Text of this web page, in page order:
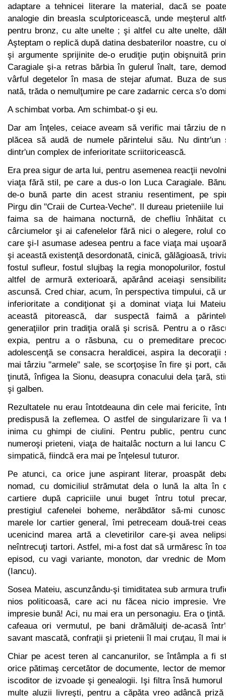
adaptare a tehnicei literare la material, dacă se
analogie din breasla sculptoricească, unde meşterul
pentru bronz, cu alte unelte ; şi altfel cu alte unelte,
Aşteptam o replică după datina desbaterilor noastre, cu
şi argumente sprijinite de-o erudiţie puţin obişnuită
Caragiale şi-a retras bărbia în gulerul înalt, tare,
vârful degetelor în masa de stejar afumat. Buza de
nată, trăda o nemulţumire pe care zadarnic cerca s'o
A schimbat vorba. Am schimbat-o şi eu.
Dar am înţeles, ceiace aveam să verific mai târziu de
plăcea să audă de numele părintelui său. Nu dintr'un
dintr'un complex de inferioritate scriitoricească.
Era prea sigur de arta lui, pentru asemenea reacţii
viaţa fără stil, pe care a dus-o Ion Luca Caragiale.
de-o bună parte din acest straniu resentiment, pe
Pirgu din "Craii de Curtea-Veche". Il dureau prieteniile
faima sa de haimana nocturnă, de chefliu înhăitat
cârciumelor şi ai cafenelelor fără nici o alegere, rolul
care şi-l asumase adesea pentru a face viaţa mai
şi această existenţă desordonată, cinică, gălăgioasă,
fostul sufleur, fostul slujbaş la regia monopolurilor,
altfel de armură exterioară, apărând aceiaşi
ascunsă. Cred chiar, acum, în perspectiva timpului, că
inferioritate a condiţionat şi a dominat viaţa lui
această pitorească, dar suspectă faimă a
generaţiilor prin tradiţia orală şi scrisă. Pentru a o
expia, pentru a o răsbuna, cu o premeditare
adolescenţă se consacra heraldicei, aspira la
mai târziu "armele" sale, se scorţoşise în fire şi port,
ţinută, înfigea la Sionu, deasupra conacului dela ţară,
şi galben.
Rezultatele nu erau întotdeauna din cele mai fericite,
predispusă la zeflemea. O astfel de singularizare îi
inima cu ghimpi de ciulini. Pentru public, pentru
numeroşi prieteni, viaţa de haitalâc nocturn a lui Iancu
simpatică, fiindcă era mai pe înţelesul tuturor.
Pe atunci, ca orice june aspirant literar, proaspăt
nomad, cu domiciliul strămutat dela o lună la alta în
cartiere după capriciile unui buget întru totul
prestigiul cafenelei boheme, nerăbdător să-mi
marele lor cartier general, îmi petreceam două-trei
ucenicind marea artă a clevetirilor care-şi avea
neîntrecuţi tartori. Astfel, mi-a fost dat să urmăresc în
episod, cu vagi variante, monoton, dar vrednic de
(Iancu).
Sosea Mateiu, ascunzându-şi timiditatea sub armura
nios politicoasă, care aci nu făcea nicio impresie.
impresie bună! Aci, nu mai era un personagiu. Era o
cafeaua ori vermutul, pe bani drămăluiţi de-acasă
savant mascată, confraţii şi prietenii îl mai cruţau, îl mai
Chiar pe acest teren al cancanurilor, se întâmpla a fi
orice pătimaş cercetător de documente, lector de
iscodi­tor de izvoade şi genealogii. Işi filtra însă
multe aluzii livreşti, pentru a căpăta vreo adâncă